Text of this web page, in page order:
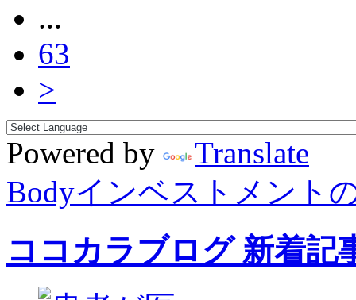
...
63
>
Powered by
Translate
Bodyインベストメント
ココカラブログ 新着記